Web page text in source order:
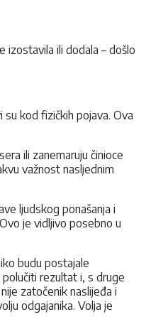
izostavila ili dodala – došlo
su kod fizičkih pojava. Ova
ili zanemaruju činioce
važnost nasljednim
ljudskog ponašanja i
je vidljivo posebno u
budu postajale
rezultat i, s druge
zatočenik naslijeđa i
odgajanika. Volja je